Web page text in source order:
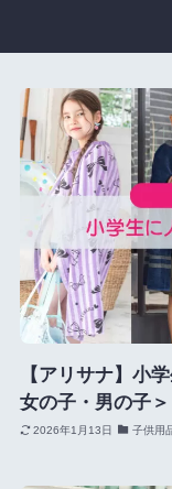
【アリサナ】小
女の子・男の子＞
2026年1月13日 子供用